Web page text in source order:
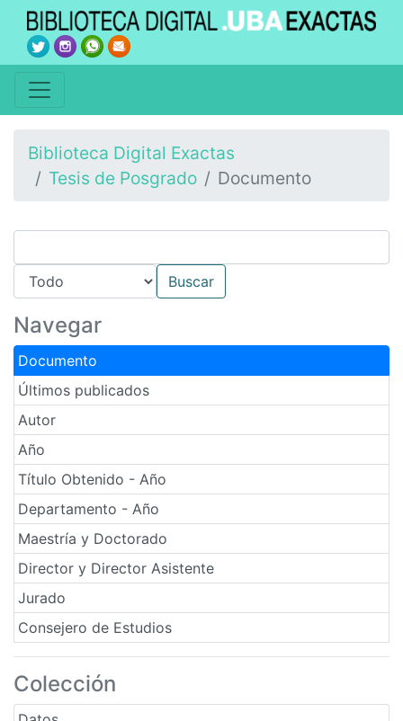
Biblioteca Digital Exactas
Tesis de Posgrado
Documento
Navegar
Documento
Últimos publicados
Autor
Año
Título Obtenido - Año
Departamento - Año
Maestría y Doctorado
Director y Director Asistente
Jurado
Consejero de Estudios
Colección